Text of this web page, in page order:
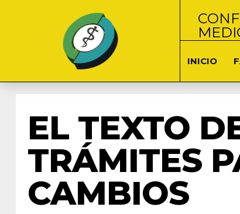
INICIO
EL TEXTO
TRÁMITES
CAMBIOS